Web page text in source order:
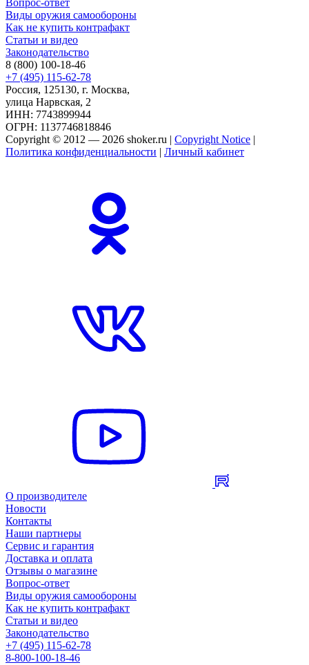
Вопрос-ответ
Виды оружия самообороны
Как не купить контрафакт
Статьи и видео
Законодательство
8 (800) 100-18-46
+7 (495) 115-62-78
Россия, 125130, г. Москва,
улица Нарвская, 2
ИНН: 7743899944
ОГРН: 1137746818846
Copyright © 2012 — 2026 shoker.ru | Copyright Notice |
Политика конфиденциальности | Личный кабинет
О производителе
Новости
Контакты
Наши партнеры
Сервис и гарантия
Доставка и оплата
Отзывы о магазине
Вопрос-ответ
Виды оружия самообороны
Как не купить контрафакт
Статьи и видео
Законодательство
+7 (495) 115-62-78
8-800-100-18-46